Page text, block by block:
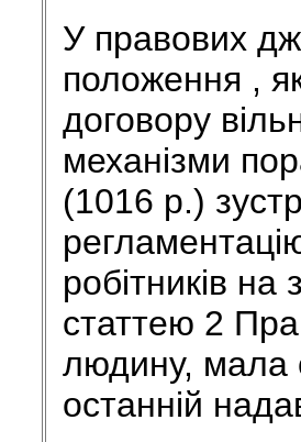
У правових
положення ,
договору
механізми
(1016 р.)
робітників на
статтею 2
людину, мала
останній